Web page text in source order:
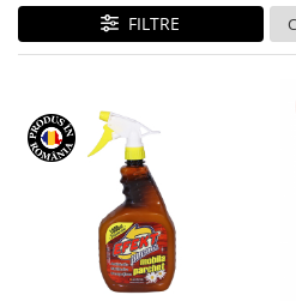
Intretinere masina de spalat
Odorizante
Sapunuri
Solutii desfundat tevi
FILTRE